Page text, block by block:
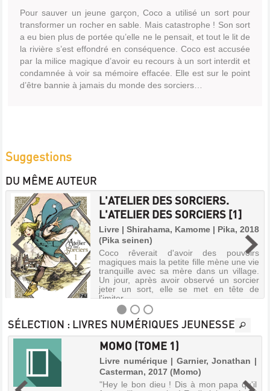
Pour sauver un jeune garçon, Coco a utilisé un sort pour
transformer un rocher en sable. Mais catastrophe ! Son sort
a eu bien plus de portée qu’elle ne le pensait, et tout le lit de
la rivière s’est effondré en conséquence. Coco est accusée
par la milice magique d’avoir eu recours à un sort interdit et
condamnée à voir sa mémoire effacée. Elle est sur le point
d’être bannie à jamais du monde des sorciers…
Suggestions
DU MÊME AUTEUR
L'ATELIER DES SORCIERS.
L'ATELIER DES SORCIERS [1]
Livre | Shirahama, Kamome | Pika, 2018
(Pika seinen)
Coco rêverait d'avoir des pouvoirs
magiques mais la petite fille mène une vie
tranquille avec sa mère dans un village.
Un jour, après avoir observé un sorcier
jeter un sort, elle se met en tête de
l'imiter.
L'ATELIER
SORCIERS.
SÉLECTION : LIVRES NUMÉRIQUES JEUNESSE
MOMO (TOME 1)
Livre numérique | Garnier, Jonathan |
Casterman, 2017 (Momo)
"Hey le bon dieu ! Dis à mon papa qu'il